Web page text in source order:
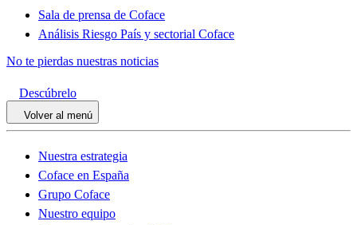
Sala de prensa de Coface
Análisis Riesgo País y sectorial Coface
No te pierdas nuestras noticias
Descúbrelo
Volver al menú
Nuestra estrategia
Coface en España
Grupo Coface
Nuestro equipo